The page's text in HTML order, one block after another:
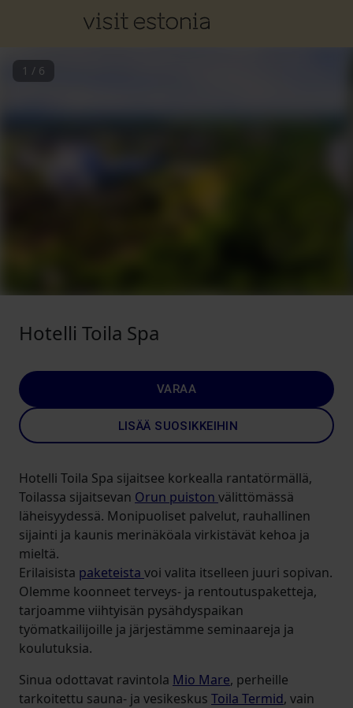
1 / 6
Hotelli Toila Spa
VARAA
LISÄÄ SUOSIKKEIHIN
Hotelli Toila Spa sijaitsee korkealla rantatörmällä,
Toilassa sijaitsevan Orun puiston välittömässä
läheisyydessä. Monipuoliset palvelut, rauhallinen
sijainti ja kaunis merinäköala virkistävät kehoa ja
mieltä.
Erilaisista paketeista voi valita itselleen juuri sopivan.
Olemme koonneet terveys- ja rentoutuspaketteja,
tarjoamme viihtyisän pysähdyspaikan
työmatkailijoille ja järjestämme seminaareja ja
koulutuksia.
Sinua odottavat ravintola Mio Mare, perheille
tarkoitettu sauna- ja vesikeskus Toila Termid, vain